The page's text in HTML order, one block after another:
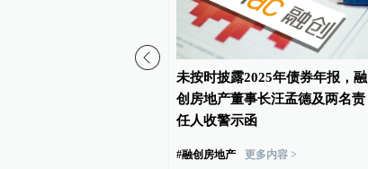
未按时披露2025年债券年报，融
创房地产董事长汪孟德及两名责
任人收警示函
#融创房地产 更多内容 >